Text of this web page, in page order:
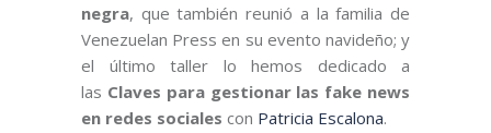
negra, que también reunió a la familia de
Venezuelan Press en su evento navideño; y
el último taller lo hemos dedicado a
las Claves para gestionar las fake news
en redes sociales con Patricia Escalona.